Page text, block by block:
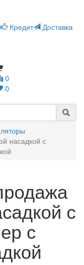
Кредит
Доставка
0
0
насадкой с
с
с